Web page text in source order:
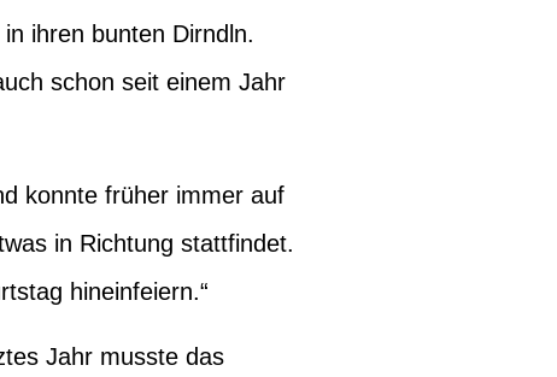
ihren bunten Dirndln.
schon seit einem Jahr
konnte früher immer auf
in Richtung stattfindet.
hineinfeiern.“
Jahr musste das